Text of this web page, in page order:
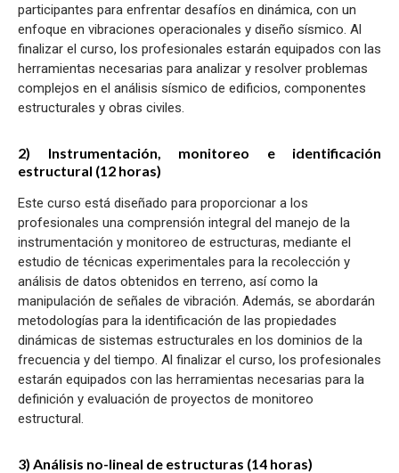
participantes para enfrentar desafíos en dinámica, con un
enfoque en vibraciones operacionales y diseño sísmico. Al
finalizar el curso, los profesionales estarán equipados con las
herramientas necesarias para analizar y resolver problemas
complejos en el análisis sísmico de edificios, componentes
estructurales y obras civiles.
2) Instrumentación, monitoreo e identificación
estructural (12 horas)
Este curso está diseñado para proporcionar a los
profesionales una comprensión integral del manejo de la
instrumentación y monitoreo de estructuras, mediante el
estudio de técnicas experimentales para la recolección y
análisis de datos obtenidos en terreno, así como la
manipulación de señales de vibración. Además, se abordarán
metodologías para la identificación de las propiedades
dinámicas de sistemas estructurales en los dominios de la
frecuencia y del tiempo. Al finalizar el curso, los profesionales
estarán equipados con las herramientas necesarias para la
definición y evaluación de proyectos de monitoreo
estructural.
3) Análisis no-lineal de estructuras (14 horas)